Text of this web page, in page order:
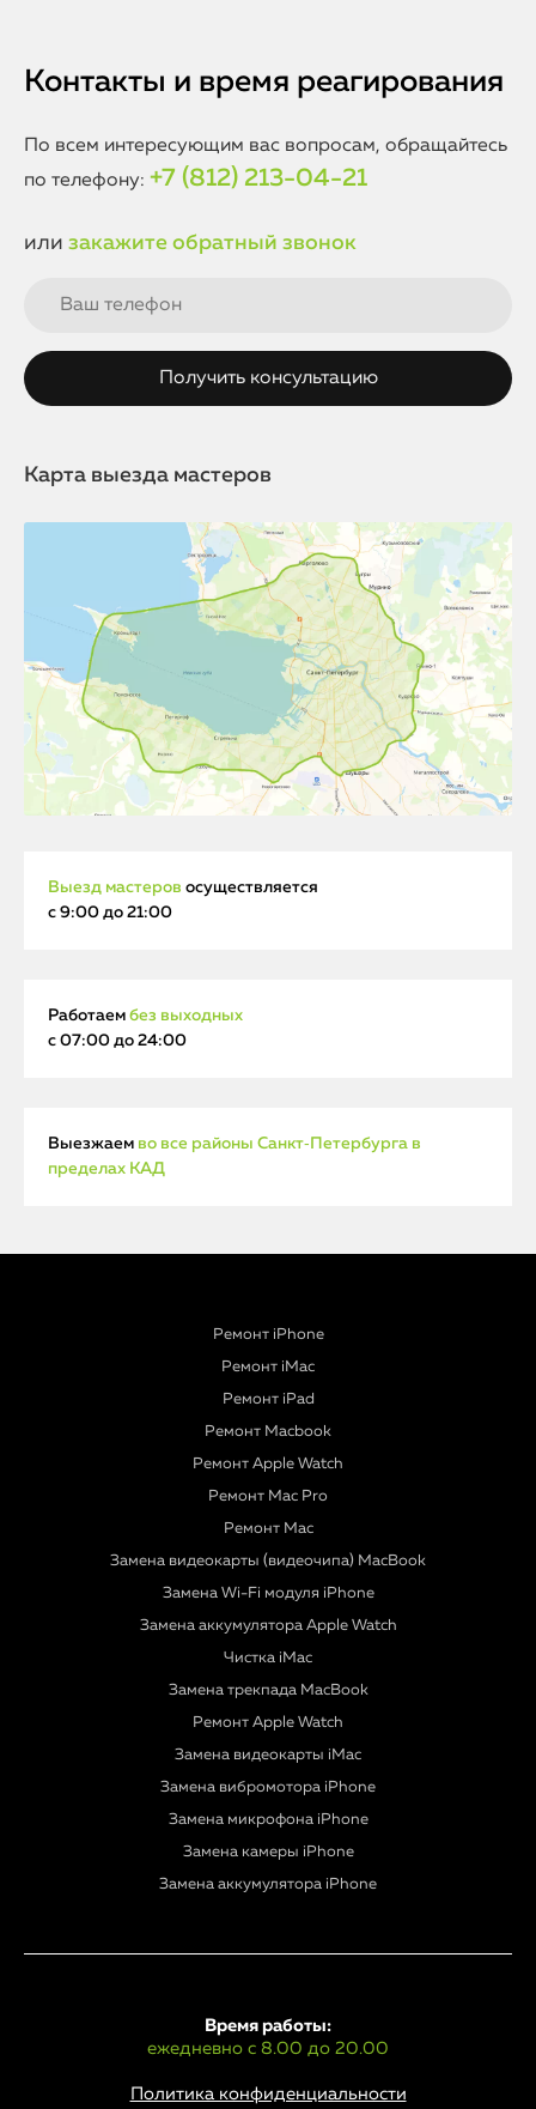
Контакты и время реагирования
По всем интересующим вас вопросам, обращайтесь
по телефону: +7 (812) 213-04-21
или закажите обратный звонок
Карта выезда мастеров
Выезд мастеров осуществляется
с 9:00 до 21:00
Работаем без выходных
с 07:00 до 24:00
Выезжаем во все районы Санкт‑Петербурга в
пределах КАД
Ремонт iPhone
Ремонт iMac
Ремонт iPad
Ремонт Macbook
Ремонт Apple Watch
Ремонт Mac Pro
Ремонт Mac
Замена видеокарты (видеочипа) MacBook
Замена Wi-Fi модуля iPhone
Замена аккумулятора Apple Watch
Чистка iMac
Замена трекпада MacBook
Ремонт Apple Watch
Замена видеокарты iMac
Замена вибромотора iPhone
Замена микрофона iPhone
Замена камеры iPhone
Замена аккумулятора iPhone
Политика конфиденциальности
Время работы:
ежедневно с 8.00 до 20.00